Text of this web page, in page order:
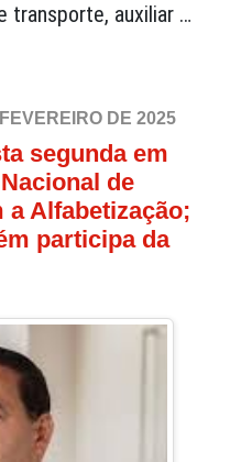
auxiliar de
gerais,
merendeira e
de modo
contratação
DE 2025
segunda em
de
Alfabetização;
participa da